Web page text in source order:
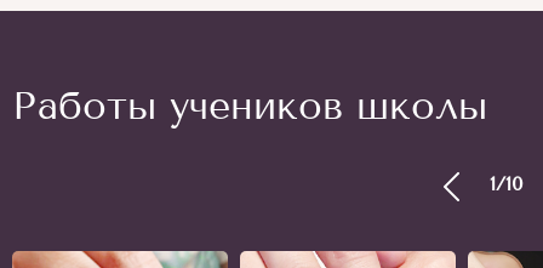
Работы учеников школы
1/10